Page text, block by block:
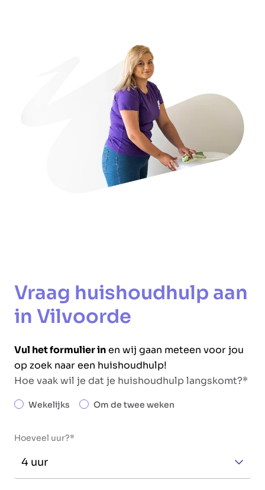
Vraag huishoudhulp aan
in Vilvoorde
Vul het formulier inen wij gaan meteen voor jou
op zoek naar een huishoudhulp!
Hoe vaak wil je dat je huishoudhulp langskomt?
Wekelijks Om de twee weken
Hoeveel uur?